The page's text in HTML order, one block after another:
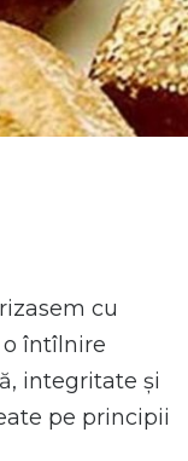
cu
o întîlnire
integritate și
pe principii